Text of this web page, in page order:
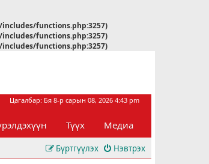
functions.php:3257)
functions.php:3257)
functions.php:3257)
Цагалбар: Бя 8-р сарын 08, 2026 4:43 pm
Түүх Медиа
Нэвтрэх
Бүртгүүлэх